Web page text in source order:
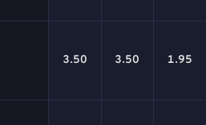
3.50 3.50 1.95